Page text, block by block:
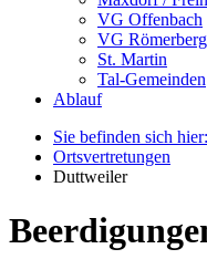
VG Offenbach
VG
St. Martin
Tal-Gemeinden
Ablauf
Sie befinden sich
Ortsvertretungen
Duttweiler